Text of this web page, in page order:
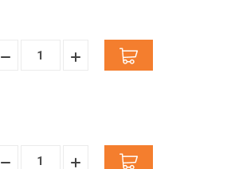
Hoeveelheid
Hoeveelheid
Hoeveelheid
Hoeveelheid